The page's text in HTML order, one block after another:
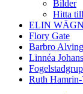
Bilder
Hitta
ELIN
Flory Gate
Barbro Alving
Linnéa
Ruth